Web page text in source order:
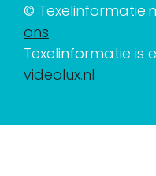
©
ons
Texelinformatie is
videolux.nl